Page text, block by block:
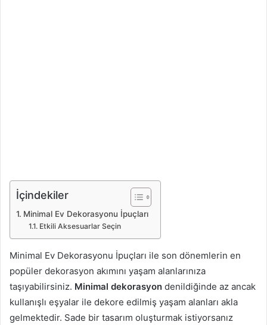
İçindekiler
Minimal Ev Dekorasyonu İpuçları
Etkili Aksesuarlar Seçin
Minimal Ev Dekorasyonu İpuçları ile son dönemlerin en
popüler dekorasyon akımını yaşam alanlarınıza
taşıyabilirsiniz. Minimal dekorasyon denildiğinde az ancak
kullanışlı eşyalar ile dekore edilmiş yaşam alanları akla
gelmektedir. Sade bir tasarım oluşturmak istiyorsanız